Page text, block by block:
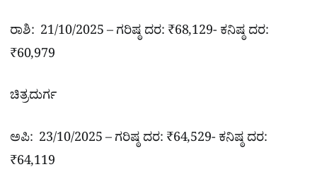
ರಾಶಿ: 21/10/2025 – ಗರಿಷ್ಠ ದರ: ₹68,129- ಕನಿಷ್ಠ ದರ:
₹60,979
ಚಿತ್ರದುರ್ಗ
ಅಪಿ: 23/10/2025 – ಗರಿಷ್ಠ ದರ: ₹64,529- ಕನಿಷ್ಠ ದರ:
₹64,119